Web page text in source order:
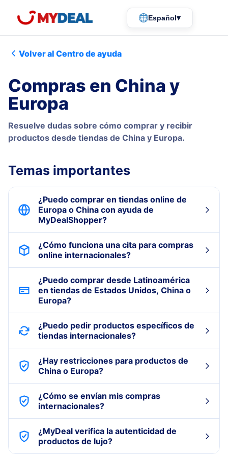
Español▾
Volver al Centro de ayuda
Compras en China y
Europa
Resuelve dudas sobre cómo comprar y recibir
productos desde tiendas de China y Europa.
Temas importantes
¿Puedo comprar en tiendas online de
Europa o China con ayuda de
MyDealShopper?
¿Cómo funciona una cita para compras
online internacionales?
¿Puedo comprar desde Latinoamérica
en tiendas de Estados Unidos, China o
Europa?
¿Puedo pedir productos específicos de
tiendas internacionales?
¿Hay restricciones para productos de
China o Europa?
¿Cómo se envían mis compras
internacionales?
¿MyDeal verifica la autenticidad de
productos de lujo?